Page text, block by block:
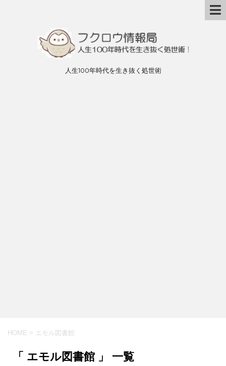
人生100年時代を生き抜く処世術
HOME > エモル図書館
「 エモル図書館 」 一覧